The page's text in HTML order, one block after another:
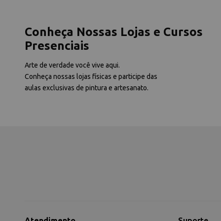
Conheça Nossas Lojas e Cursos
Presenciais
Arte de verdade você vive aqui.
Conheça nossas lojas físicas e participe das
aulas exclusivas de pintura e artesanato.